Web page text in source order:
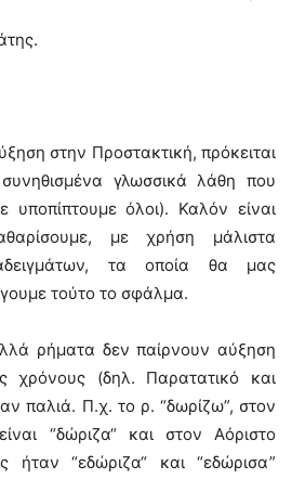
στην Προστακτική, πρόκειται
γλωσσικά λάθη που
υποπίπτουμε όλοι). Καλόν είναι
με χρήση μάλιστα
τα οποία θα μας
τούτο το σφάλμα.
ρήματα δεν παίρνουν αύξηση
χρόνους (δηλ. Παρατατικό και
παλιά. Π.χ. το ρ. “δωρίζω”, στον
“δώριζα“ και στον Αόριστο
ήταν “εδώριζα“ και “εδώρισα”